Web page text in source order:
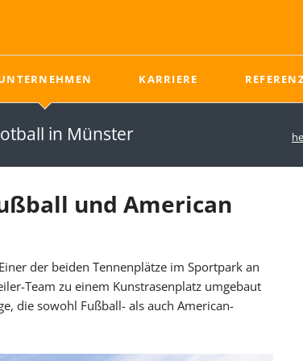
- Neuigkeiten aus dem Sportplatzbau
KARRIERE
im Sportplatzbau
von Naturrasen
Drainage
Drainschicht
Elastifizierende Schicht
in Münster
und American
der beiden Tennenplätze im Sportpark an
Team zu einem Kunstrasenplatz umgebaut
die sowohl Fußball- als auch American-